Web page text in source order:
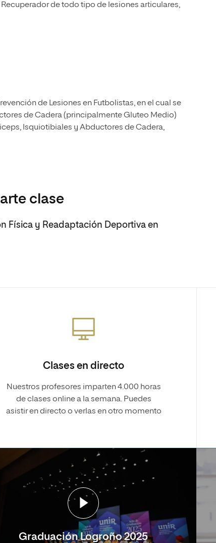
de todo tipo de lesiones articulares,
de Lesiones en Futbolistas, en el cual se
de Cadera (principalmente Gluteo Medio)
Isquiotibiales y Abductores de Cadera,
clase
Física y Readaptación Deportiva en
Clases en directo
Nuestros profesores imparten 4.000 horas
de clases online a la semana. Puedes
asistir en directo o verlas en otro momento
Graduación Logroño 2025